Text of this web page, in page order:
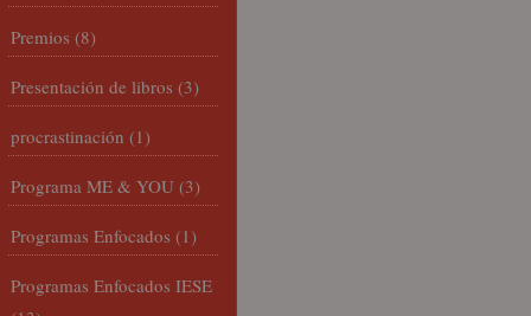
Premios (8)
Presentación de libros (3)
procrastinación (1)
Programa ME & YOU (3)
Programas Enfocados (1)
Programas Enfocados IESE